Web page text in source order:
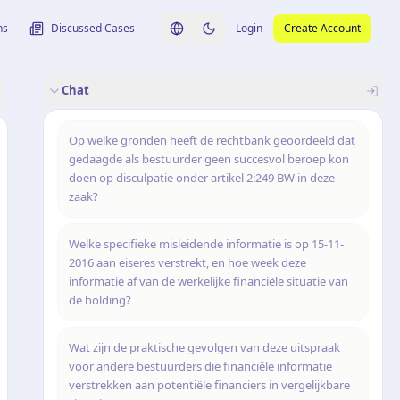
Discussed Cases Switch language
Switch to dark theme
Login Create Account
uitspraak
Chat
Op welke gronden heeft de rechtbank geoordeeld dat
gedaagde als bestuurder geen succesvol beroep kon
doen op disculpatie onder artikel 2:249 BW in deze
zaak?
Welke specifieke misleidende informatie is op 15-11-
2016 aan eiseres verstrekt, en hoe week deze
informatie af van de werkelijke financiële situatie van
de holding?
Wat zijn de praktische gevolgen van deze uitspraak
voor andere bestuurders die financiële informatie
verstrekken aan potentiële financiers in vergelijkbare